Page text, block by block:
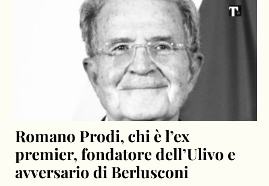
Romano Prodi, chi è l’ex
premier, fondatore dell’Ulivo e
avversario di Berlusconi